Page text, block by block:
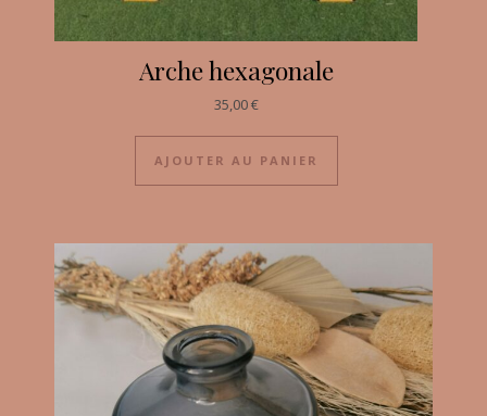
Arche hexagonale
35,00€
AJOUTER AU PANIER